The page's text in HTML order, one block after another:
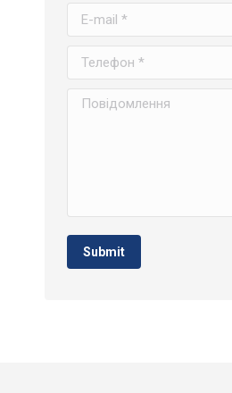
E-mail *
Телефон *
Повідомлення
Submit